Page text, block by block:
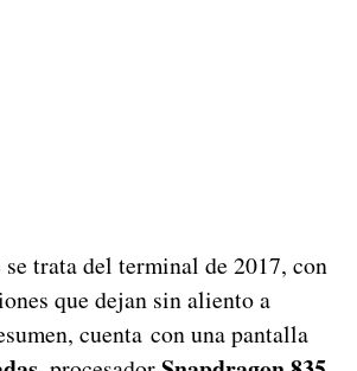
se trata del terminal de 2017, con
que dejan sin aliento a
cuenta con una pantalla